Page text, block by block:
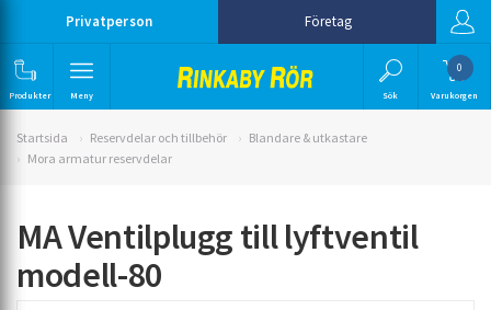
Privatperson Företag
Produkter Meny Sök
0
Varukorgen
Startsida Reservdelar och tillbehör
Blandare & utkastare
Mora armatur reservdelar
MA Ventilplugg till lyftventil
modell-80